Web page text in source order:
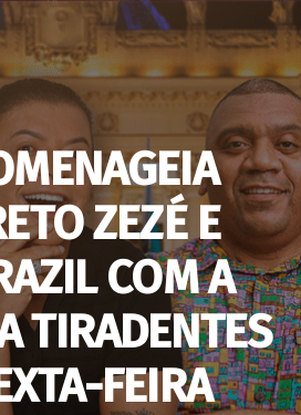
ZEZÉ E
COM A
TIRADENTES
FEIRA